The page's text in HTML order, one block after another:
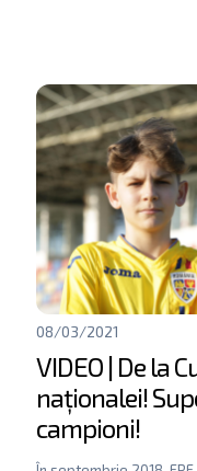
08/03/2021
VIDEO | De la
naționalei!
campioni!